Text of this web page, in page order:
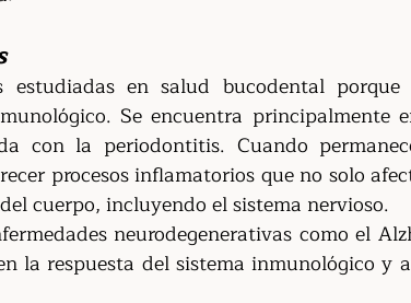
en salud bucodental
Se encuentra principalmente
con la periodontitis. Cuando
procesos inflamatorios que no solo
cuerpo, incluyendo el sistema nervioso.
neurodegenerativas como el
la respuesta del sistema inmunológico y